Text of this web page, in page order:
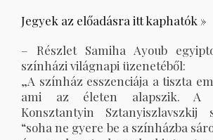
Jegyek az előadásra itt kaphatók »
– Részlet Samiha Ayoub
színházi világnapi üzenetéből:
„A színház esszenciája a tiszta
ami az életen alapszik. A
Konsztantyin Sztanyiszlavszkij
“soha ne gyere be a színházba